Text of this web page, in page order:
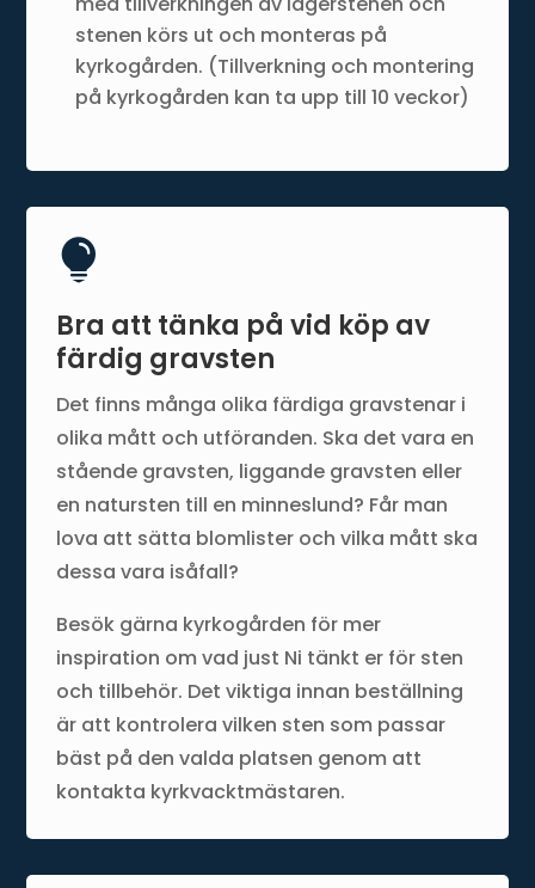
stenen körs ut och monteras på
kyrkogården. (Tillverkning och montering
på kyrkogården kan ta upp till 10 veckor)

Bra att tänka på vid köp av
färdig gravsten
Det finns många olika färdiga gravstenar i
olika mått och utföranden. Ska det vara en
stående gravsten, liggande gravsten eller
en natursten till en minneslund? Får man
lova att sätta blomlister och vilka mått ska
dessa vara isåfall?
Besök gärna kyrkogården för mer
inspiration om vad just Ni tänkt er för sten
och tillbehör. Det viktiga innan beställning
är att kontrolera vilken sten som passar
bäst på den valda platsen genom att
kontakta kyrkvacktmästaren.